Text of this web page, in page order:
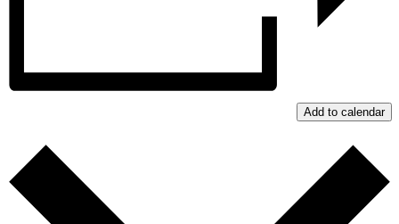
Add to calendar